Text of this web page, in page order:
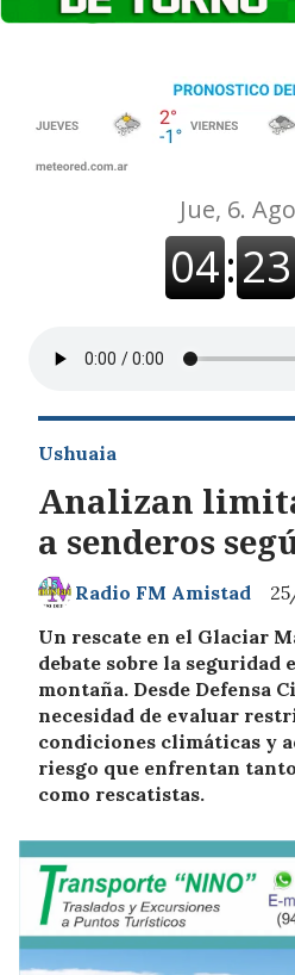
Analizan
a senderos
Un rescate en el Glaciar
debate sobre la seguridad
montaña. Desde Defensa
necesidad de evaluar
condiciones climáticas y
riesgo que enfrentan
como rescatistas.
Ushuaia
Radio FM Amistad